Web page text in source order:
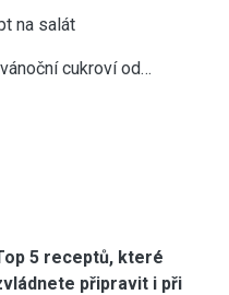
na salát
cukroví od…
5 receptů, které
připravit i při